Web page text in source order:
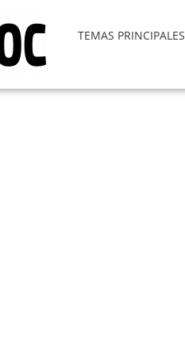
TEMAS PRINCIPALES